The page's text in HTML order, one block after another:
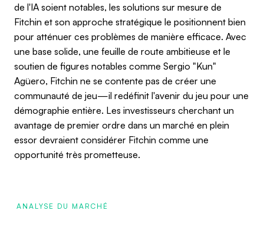
de l'IA soient notables, les solutions sur mesure de
Fitchin et son approche stratégique le positionnent bien
pour atténuer ces problèmes de manière efficace. Avec
une base solide, une feuille de route ambitieuse et le
soutien de figures notables comme Sergio "Kun"
Agüero, Fitchin ne se contente pas de créer une
communauté de jeu—il redéfinit l'avenir du jeu pour une
démographie entière. Les investisseurs cherchant un
avantage de premier ordre dans un marché en plein
essor devraient considérer Fitchin comme une
opportunité très prometteuse.
ANALYSE DU MARCHÉ